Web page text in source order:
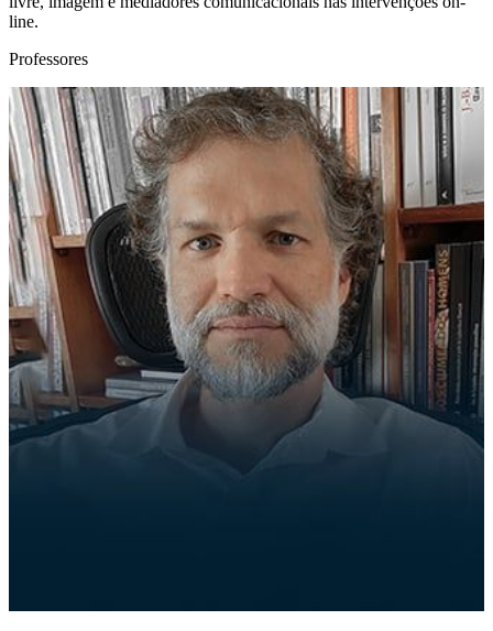
line.
Professores